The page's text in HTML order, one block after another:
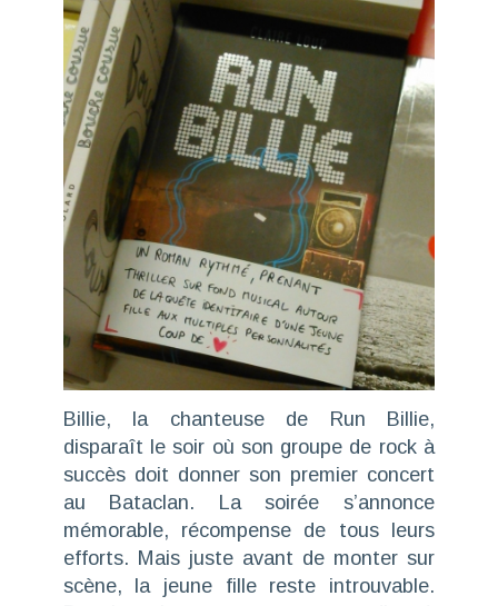
Billie, la chanteuse de Run Billie,
disparaît le soir où son groupe de rock à
succès doit donner son premier concert
au Bataclan. La soirée s’annonce
mémorable, récompense de tous leurs
efforts. Mais juste avant de monter sur
scène, la jeune fille reste introuvable.